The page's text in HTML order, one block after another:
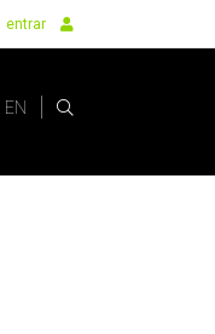
entrar
EN